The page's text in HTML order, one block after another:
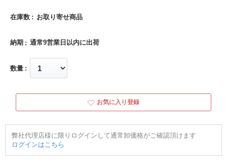
在庫数 お取り寄せ商品
納期 通常9営業日以内に出荷
数量
お気に入り登録
弊社代理店様に限りログインして通常卸価格がご確認頂けます
ログインはこちら